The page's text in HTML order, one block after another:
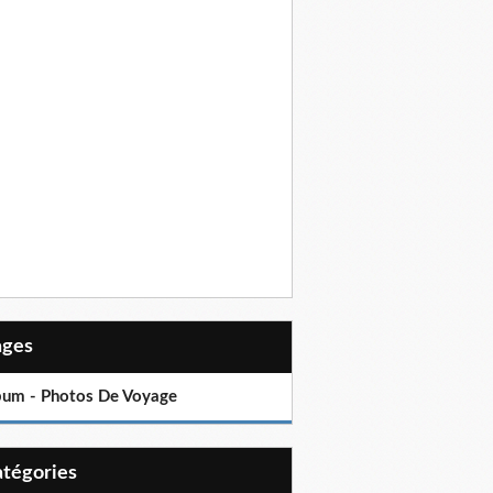
- Photos De Voyage